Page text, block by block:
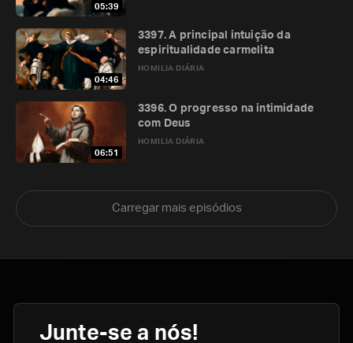
05:39
04:46
HOMILIA DIÁRIA
3397. A principal intuição da
espiritualidade carmelita
06:51
HOMILIA DIÁRIA
3396. O progresso na intimidade
com Deus
Carregar mais episódios
Junte-se a nós!